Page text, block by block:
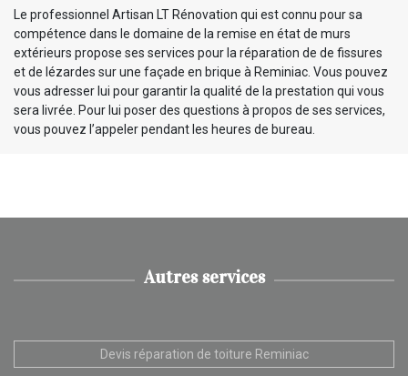
Le professionnel Artisan LT Rénovation qui est connu pour sa
compétence dans le domaine de la remise en état de murs
extérieurs propose ses services pour la réparation de de fissures
et de lézardes sur une façade en brique à Reminiac. Vous pouvez
vous adresser lui pour garantir la qualité de la prestation qui vous
sera livrée. Pour lui poser des questions à propos de ses services,
vous pouvez l’appeler pendant les heures de bureau.
Autres services
Devis réparation de toiture Reminiac